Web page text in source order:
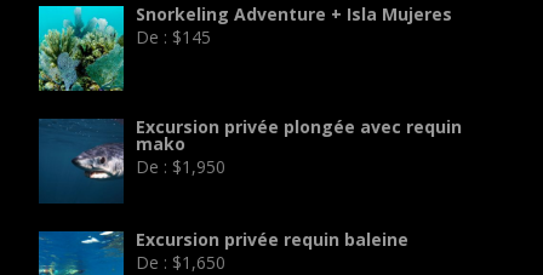
Snorkeling Adventure + Isla Mujeres
De : $145
Excursion privée plongée avec requin
mako
De : $1,950
Excursion privée requin baleine
De : $1,650